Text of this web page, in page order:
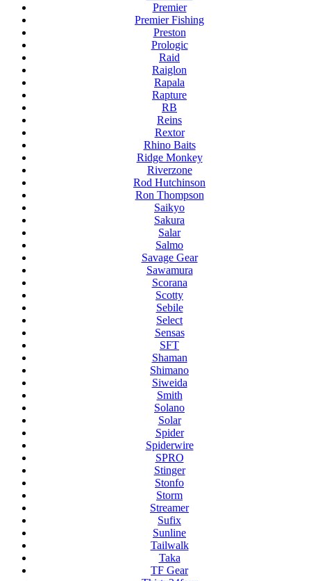
Premier
Premier Fishing
Preston
Prologic
Raid
Raiglon
Rapala
Rapture
RB
Reins
Rextor
Rhino Baits
Ridge Monkey
Riverzone
Rod Hutchinson
Ron Thompson
Saikyo
Sakura
Salar
Salmo
Savage Gear
Sawamura
Scorana
Scotty
Sebile
Select
Sensas
SFT
Shaman
Shimano
Siweida
Smith
Solano
Solar
Spider
Spiderwire
SPRO
Stinger
Stonfo
Storm
Streamer
Sufix
Sunline
Tailwalk
Taka
TF Gear